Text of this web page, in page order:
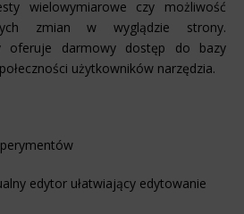
wielowymiarowe czy możliwość
zmian w wyglądzie strony.
oferuje darmowy dostęp do bazy
użytkowników narzędzia.
edytor ułatwiający edytowanie